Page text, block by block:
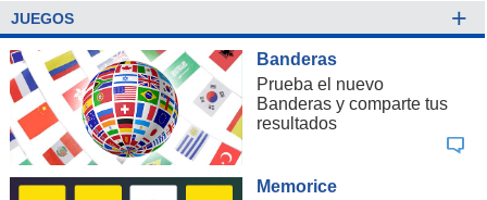
JUEGOS +
Banderas
Prueba el nuevo
Banderas y comparte tus
resultados
Memorice